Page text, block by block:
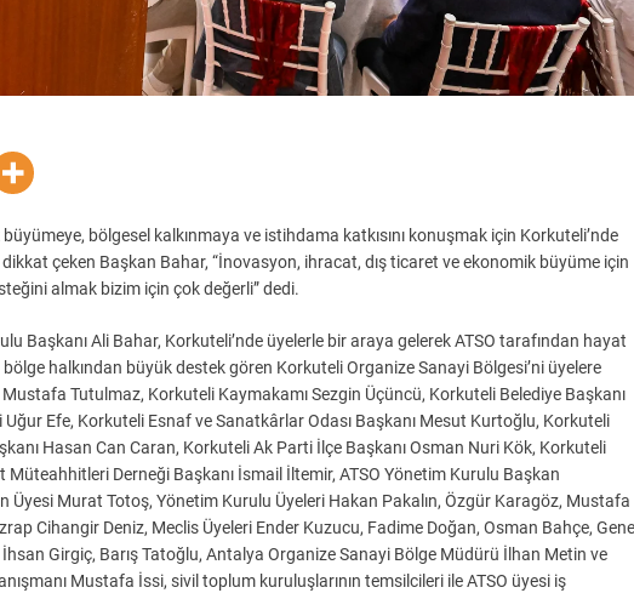
bölgesel kalkınmaya ve istihdama katkısını konuşmak için Korkuteli’nde
çeken Başkan Bahar, “İnovasyon, ihracat, dış ticaret ve ekonomik büyüme için
almak bizim için çok değerli” dedi.
Başkanı Ali Bahar, Korkuteli’nde üyelerle bir araya gelerek ATSO tarafından hayat
halkından büyük destek gören Korkuteli Organize Sanayi Bölgesi’ni üyelere
Tutulmaz, Korkuteli Kaymakamı Sezgin Üçüncü, Korkuteli Belediye Başkanı
Efe, Korkuteli Esnaf ve Sanatkârlar Odası Başkanı Mesut Kurtoğlu, Korkuteli
Hasan Can Caran, Korkuteli Ak Parti İlçe Başkanı Osman Nuri Kök, Korkuteli
Derneği Başkanı İsmail İltemir, ATSO Yönetim Kurulu Başkan
Üyesi Murat Totoş, Yönetim Kurulu Üyeleri Hakan Pakalın, Özgür Karagöz, Mustafa
Cihangir Deniz, Meclis Üyeleri Ender Kuzucu, Fadime Doğan, Osman Bahçe,
Girgiç, Barış Tatoğlu, Antalya Organize Sanayi Bölge Müdürü İlhan Metin ve
Mustafa İssi, sivil toplum kuruluşlarının temsilcileri ile ATSO üyesi iş